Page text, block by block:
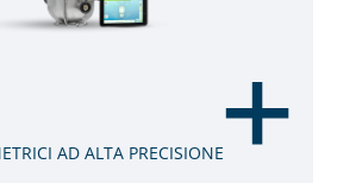
AD ALTA PRECISIONE